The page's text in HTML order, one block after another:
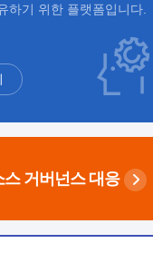
하기 위한 플랫폼입니다.
스거버넌스 대응